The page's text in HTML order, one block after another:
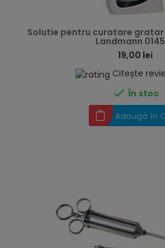
Solutie pentru curatare gratar
Landmann
19,00 lei
Citește
 În stoc
Adaugă în